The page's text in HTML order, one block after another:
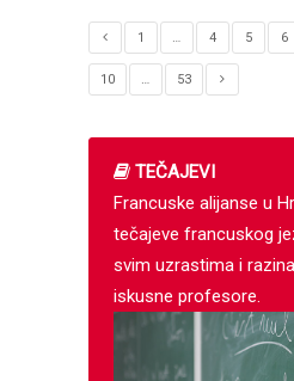
1 … 4 5 6
10 … 53
TEČAJEVI
Francuske alijanse u
tečajeve francuskog
svim uzrastima i
iskusne profesore.